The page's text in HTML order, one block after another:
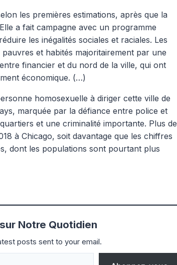
les premières estimations, après que la
a fait campagne avec un programme
les inégalités sociales et raciales. Les
et habités majoritairement par une
financier et du nord de la ville, qui ont
économique. (…)
homosexuelle à diriger cette ville de
marquée par la défiance entre police et
et une criminalité importante. Plus de
à Chicago, soit davantage que les chiffres
dont les populations sont pourtant plus
Notre Quotidien
posts sent to your email.